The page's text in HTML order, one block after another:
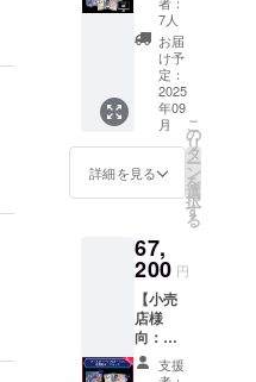
合も掲
載させ
て頂く
お名前
は1つと
させて
頂きま
す ※公
に反す
るお名
運営が
不適切
と判断
したお
名前は
変更の
お願い
をする
ついて
※掲載期
間：
2025年
9月1日
から事
業が存
続する
載 ※掲
載方
み、ロ
ゴ／バ
ナーの
掲載は
不可 ※
支援
時、必
入って
いま
す。 商
品の特
性上、
同じ
カード
て出た
り、全
い場合
があり
ます。
製造工
程上、
カード
に小さ
種セッ
ト1点
・ホー
ムペー
ジに支
援者と
して掲
載(文字
情報の
パック
第1弾
BOX製
品仕様
1BOX3
0パック
入り 1
2mm 角
5R ・
カード
スリー
①【Leg
end of
Stars】
×2点
スリー
ブ
②【ク
ラファ
ン書下
ろしイ
ラスト3
クラウ
ドファ
ンディ
ング限
定カー
ド3種
セット1
点 + ス
ター
ター
デッキ
種セッ
ト】 ・
ブース
ター
パック
第1弾
1BOX
×1点
7人
お届
け予
定：
2025
年09
月
詳細を見る
こ
の
リ
タ
ー
ン
を
選
択
す
る
67,
200 円
【小売
店様
向：
ブース
ター支援